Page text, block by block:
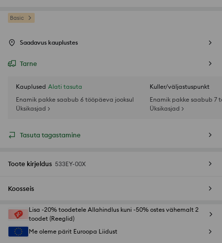
Basic
Saadavus kauplustes
Tarne
Kauplused Alati tasuta
Enamik pakke saabub 6 tööpäeva jooksul
Üksikasjad >
Kuller/väljastuspunkt
Enamik pakke saabub 7
Üksikasjad >
Tasuta tagastamine
Toote kirjeldus 533EY-00X
Koosseis
Lisa -20% toodetele Allahindlus kuni -50% ostes vähemalt 2
toodet (Reeglid)
Me oleme pärit Euroopa Liidust